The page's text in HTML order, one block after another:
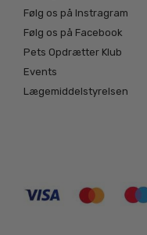
Følg os på Instragram
Følg os på Facebook
Pets Opdrætter Klub
Events
Lægemiddelstyrelsen